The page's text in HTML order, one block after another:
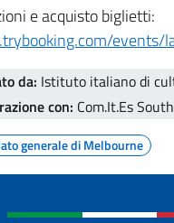
e acquisto biglietti:
events/
da: Istituto italiano di
con: Com.It.Es
generale di Melbourne